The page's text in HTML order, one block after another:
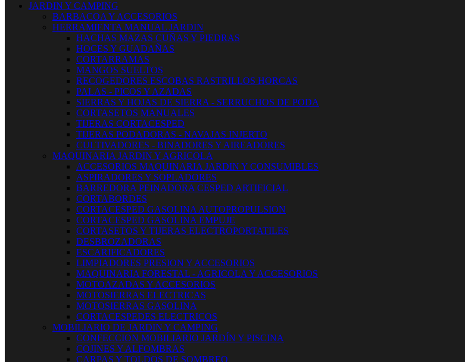
JARDIN Y CAMPING
BARBACOA Y ACCESORIOS
HERRAMIENTA MANUAL JARDIN
HACHAS MAZAS CUÑAS Y PIEDRAS
HOCES Y GUADAÑAS
CORTARRAMAS
MANGOS SUELTOS
RECOGEDORES ESCOBAS RASTRILLOS HORCAS
PALAS - PICOS Y AZADAS
SIERRAS Y HOJAS DE SIERRA - SERRUCHOS DE PODA
CORTASETOS MANUALES
TIJERAS CORTACESPED
TIJERAS PODADORAS - NAVAJAS INJERTO
CULTIVADORES - BINADORES Y AIREADORES
MAQUINARIA JARDIN Y AGRICOLA
ACCESORIOS MAQUINARIA JARDIN Y CONSUMIBLES
ASPIRADORES Y SOPLADORES
BARREDORA PEINADORA CESPED ARTIFICIAL
CORTABORDES
CORTACESPED GASOLINA AUTOPROPULSION
CORTACESPED GASOLINA EMPUJE
CORTASETOS Y TIJERAS ELECTROPORTATILES
DESBROZADORAS
ESCARIFICADORES
LIMPIADORES PRESION Y ACCESORIOS
MAQUINARIA FORESTAL - AGRICOLA Y ACCESORIOS
MOTOAZADAS Y ACCESORIOS
MOTOSIERRAS ELECTRICAS
MOTOSIERRAS GASOLINA
CORTACESPEDES ELECTRICOS
MOBILIARIO DE JARDIN Y CAMPING
CONFECCION MOBILIARIO JARDÍN Y PISCINA
COJINES Y ALFOMBRAS
CARPAS Y TOLDOS DE SOMBREO